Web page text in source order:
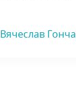
Вячеслав